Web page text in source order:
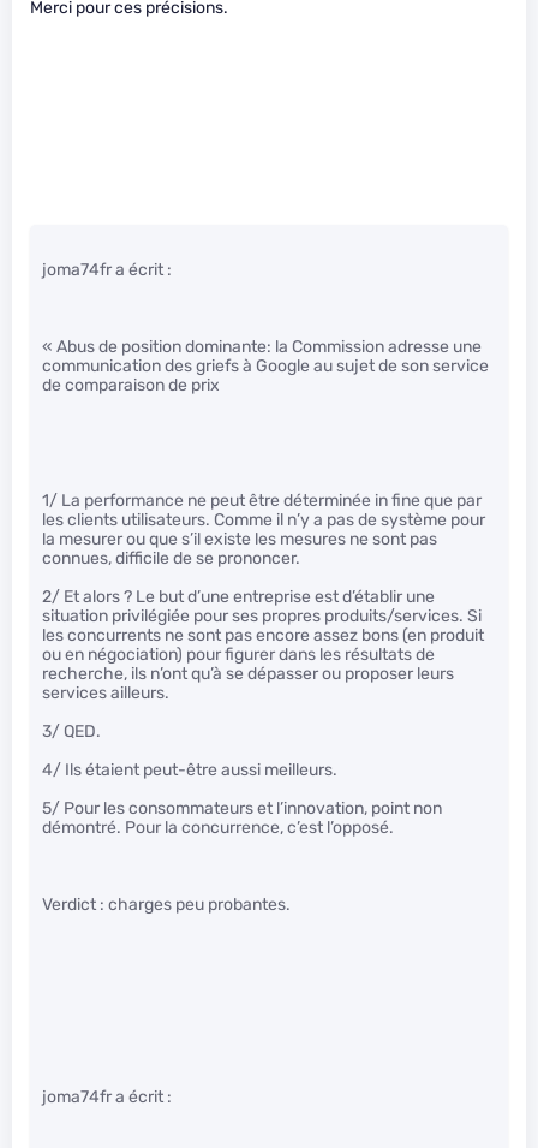
Merci pour ces précisions.
joma74fr a écrit :
« Abus de position dominante: la Commission adresse une
communication des griefs à Google au sujet de son service
de comparaison de prix
1/ La performance ne peut être déterminée in fine que par
les clients utilisateurs. Comme il n’y a pas de système pour
la mesurer ou que s’il existe les mesures ne sont pas
connues, difficile de se prononcer.
2/ Et alors ? Le but d’une entreprise est d’établir une
situation privilégiée pour ses propres produits/services. Si
les concurrents ne sont pas encore assez bons (en produit
ou en négociation) pour figurer dans les résultats de
recherche, ils n’ont qu’à se dépasser ou proposer leurs
services ailleurs.
3/ QED.
4/ Ils étaient peut-être aussi meilleurs.
5/ Pour les consommateurs et l’innovation, point non
démontré. Pour la concurrence, c’est l’opposé.
Verdict : charges peu probantes.
joma74fr a écrit :